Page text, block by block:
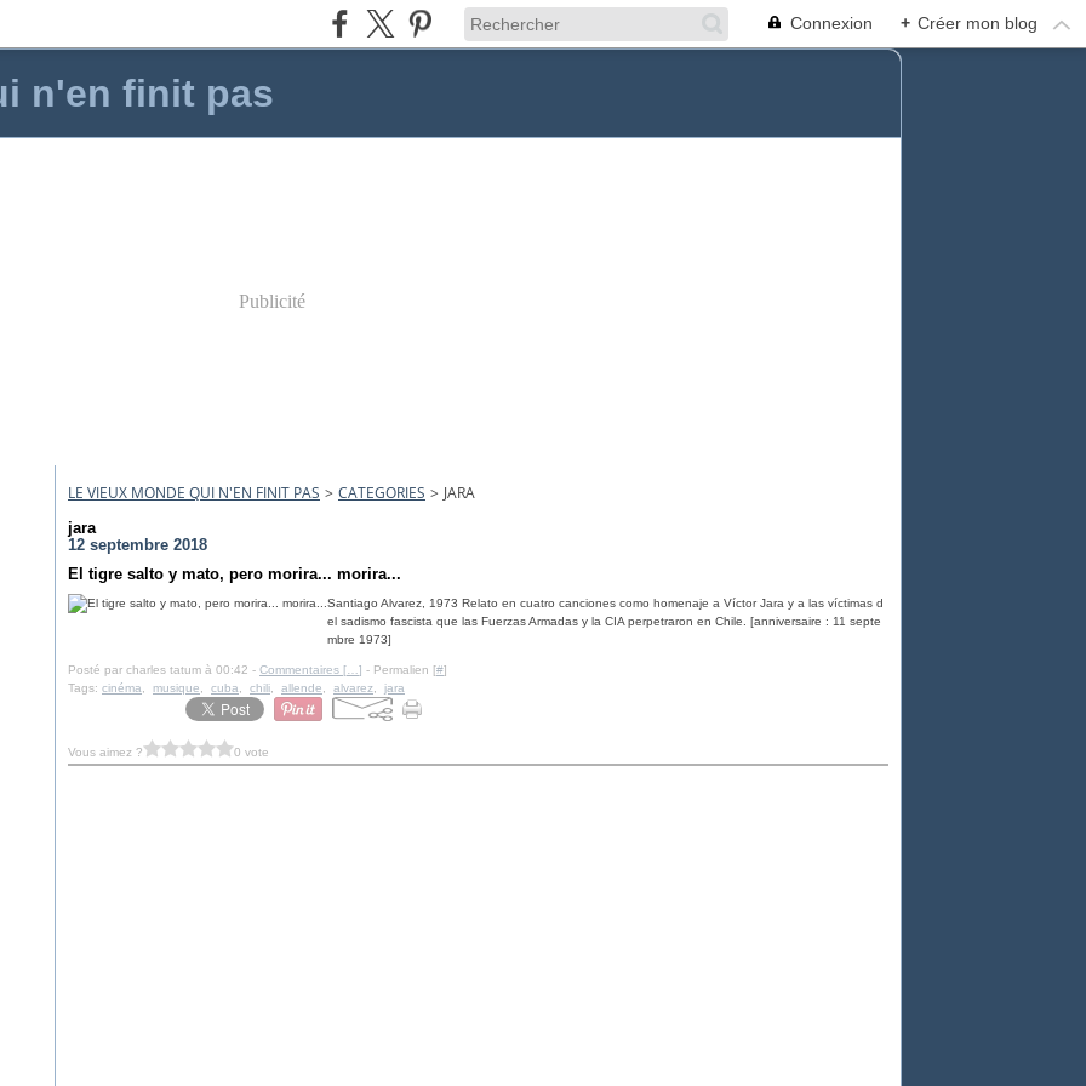
Connexion + Créer mon blog
n'en finit pas
Publicité
LE VIEUX MONDE QUI N'EN FINIT PAS > CATEGORIES > JARA
jara
12 septembre 2018
El tigre salto y mato, pero morira... morira...
Santiago Alvarez, 1973 Relato en cuatro canciones como homenaje a Víctor Jara y a las víctimas d
el sadismo fascista que las Fuerzas Armadas y la CIA perpetraron en Chile. [anniversaire : 11 septe
mbre 1973]
Posté par charles tatum à 00:42 - Commentaires [ ] - Permalien [#]
Tags: cinéma musique cuba chili allende alvarez jara
Vous aimez ? 0 vote